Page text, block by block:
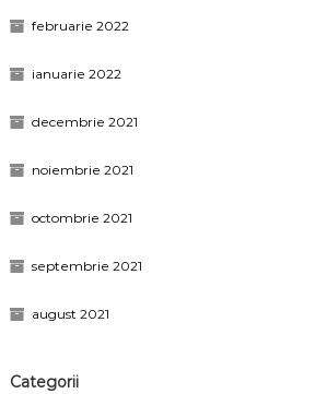
februarie 2022
ianuarie 2022
decembrie 2021
noiembrie 2021
octombrie 2021
septembrie 2021
august 2021
Categorii